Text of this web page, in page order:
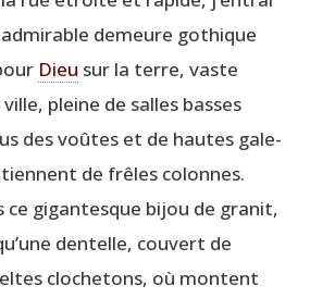
admi­rable demeure gothique
Dieu sur la terre, vaste
pleine de salles basses
des voûtes et de hautes gale­
de frêles colonnes.
ce gigan­tesque bijou de gra­nit,
den­telle, cou­vert de
clo­che­tons, où montent